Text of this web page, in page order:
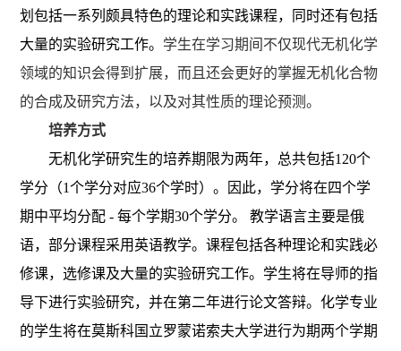
划包括一系列颇具特色的理论和实践课程，同时还有包括
大量的实验研究工作。 学生在学习期间不仅现代无机化学
领域的知识会得到扩展，而且还会更好的掌握无机化合物
的合成及研究方法，以及对其性质的理论预测。
培养方式
无机化学研究生的培养期限为两年，总共包括120个
学分（1个学分对应36个学时）。因此，学分将在四个学
期中平均分配 -每个学期30个学分。
教学语言主要是俄
语，部分课程采用英语教学。课程包括各种理论和实践必
修课，选修课及大量的实验研究工作。学生将在导师的指
导下进行实验研究，并在第二年进行论文答辩。化学专业
的学生将在莫斯科国立罗蒙诺索夫大学进行为期两个学期